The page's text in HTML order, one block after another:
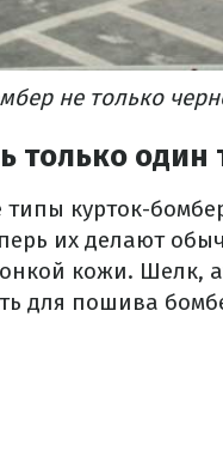
не только
только один
типы курток-
их делают
кожи. Шелк,
для пошива